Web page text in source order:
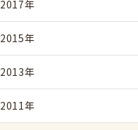
2017年
2015年
2013年
2011年